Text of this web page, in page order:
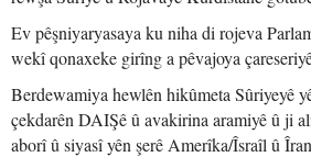
Ev pêşniyaryasaya ku niha di rojeva
wekî qonaxeke girîng a pêvajoya
Berdewamiya hewlên hikûmeta Sûriyeyê
çekdarên DAIŞê û avakirina aramiyê û ji
aborî û siyasî yên şerê Amerîka/Îsraîl û